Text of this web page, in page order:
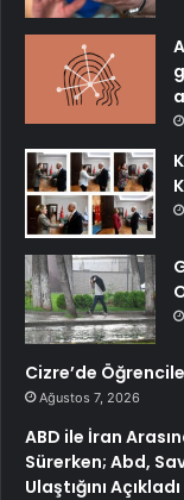
Cizre’de
Ağustos 7, 2026
ABD ile İran
Sürerken; Abd,
Ulaştığını Açıkladı